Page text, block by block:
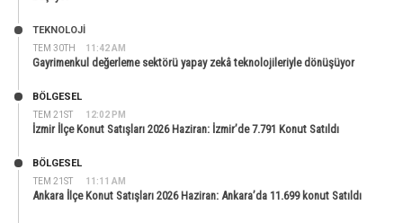
TEM 30TH 11:42 AM
TEKNOLOJİ
Gayrimenkul değerleme sektörü yapay zekâ teknolojileriyle dönüşüyor
TEM 21ST 12:02 PM
BÖLGESEL
İzmir İlçe Konut Satışları 2026 Haziran: İzmir’de 7.791 Konut Satıldı
TEM 21ST 11:11 AM
BÖLGESEL
Ankara İlçe Konut Satışları 2026 Haziran: Ankara’da 11.699 konut Satıldı